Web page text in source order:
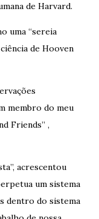
de Harvard.
uma “sereia
de Hooven
membro do meu
Friends” ,
acrescentou
um sistema
dentro do sistema